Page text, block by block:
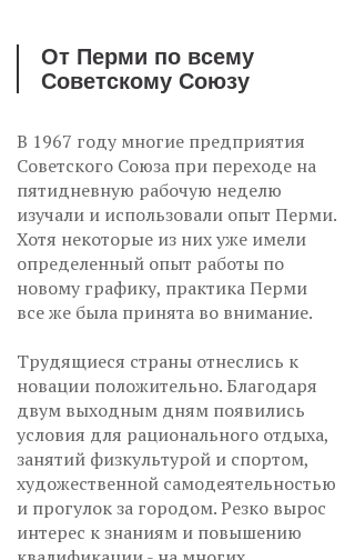
От Перми по всему
Советскому Союзу
В 1967 году многие предприятия
Советского Союза при переходе на
пятидневную рабочую неделю
изучали и использовали опыт Перми.
Хотя некоторые из них уже имели
определенный опыт работы по
новому графику, практика Перми
все же была принята во внимание.
Трудящиеся страны отнеслись к
новации положительно. Благодаря
двум выходным дням появились
условия для рационального отдыха,
занятий физкультурой и спортом,
художественной самодеятельностью
и прогулок за городом. Резко вырос
интерес к знаниям и повышению